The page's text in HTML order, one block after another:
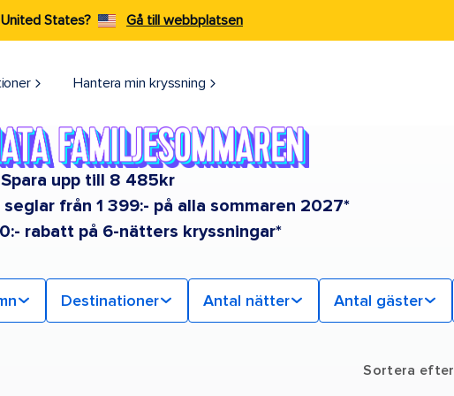
States? Gå till webbplatsen
Hantera min kryssning
Spara upp till 8 485kr
från 1 399:- på alla sommaren 2027*
rabatt på 6-nätters kryssningar*
Destinationer Antal nätter Antal gäster
Sortera efter